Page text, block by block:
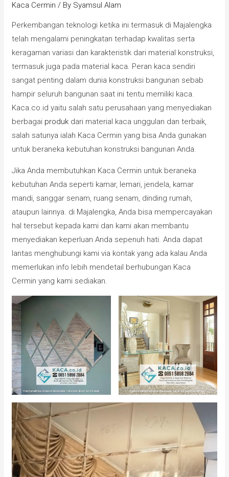
Kaca Cermin / By Syamsul Alam
Perkembangan teknologi ketika ini termasuk di Majalengka
telah mengalami peningkatan terhadap kwalitas serta
keragaman variasi dan karakteristik dari material konstruksi,
termasuk juga pada material kaca. Peran kaca sendiri
sangat penting dalam dunia konstruksi bangunan sebab
hampir seluruh bangunan saat ini tentu memiliki kaca.
Kaca.co.id yaitu salah satu perusahaan yang menyediakan
berbagai produk dari material kaca unggulan dan terbaik,
salah satunya ialah Kaca Cermin yang bisa Anda gunakan
untuk beraneka kebutuhan konstruksi bangunan Anda.
Jika Anda membutuhkan Kaca Cermin untuk beraneka
kebutuhan Anda seperti kamar, lemari, jendela, kamar
mandi, sanggar senam, ruang senam, dinding rumah,
ataupun lainnya. di Majalengka, Anda bisa mempercayakan
hal tersebut kepada kami dan kami akan membantu
menyediakan keperluan Anda sepenuh hati. Anda dapat
lantas menghubungi kami via kontak yang ada kalau Anda
memerlukan info lebih mendetail berhubungan Kaca
Cermin yang kami sediakan.